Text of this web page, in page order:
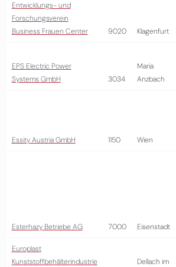
Entwicklungs- und
Forschungsverein
Business Frauen Center
9020 Klagenfurt
EPS Electric Power
Systems GmbH
3034
Maria
Anzbach
Essity Austria GmbH 1150 Wien
Esterhazy Betriebe AG 7000 Eisenstadt
Europlast
Kunststoffbehälterindustrie
Dellach im